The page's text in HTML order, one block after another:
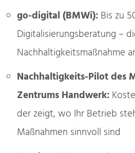
go-digital (BMWi): Bis zu
Digitalisierungsberatung –
Nachhaltigkeitsmaßnahme
Nachhaltigkeits-Pilot des
Zentrums Handwerk:
der zeigt, wo Ihr Betrieb
Maßnahmen sinnvoll sind